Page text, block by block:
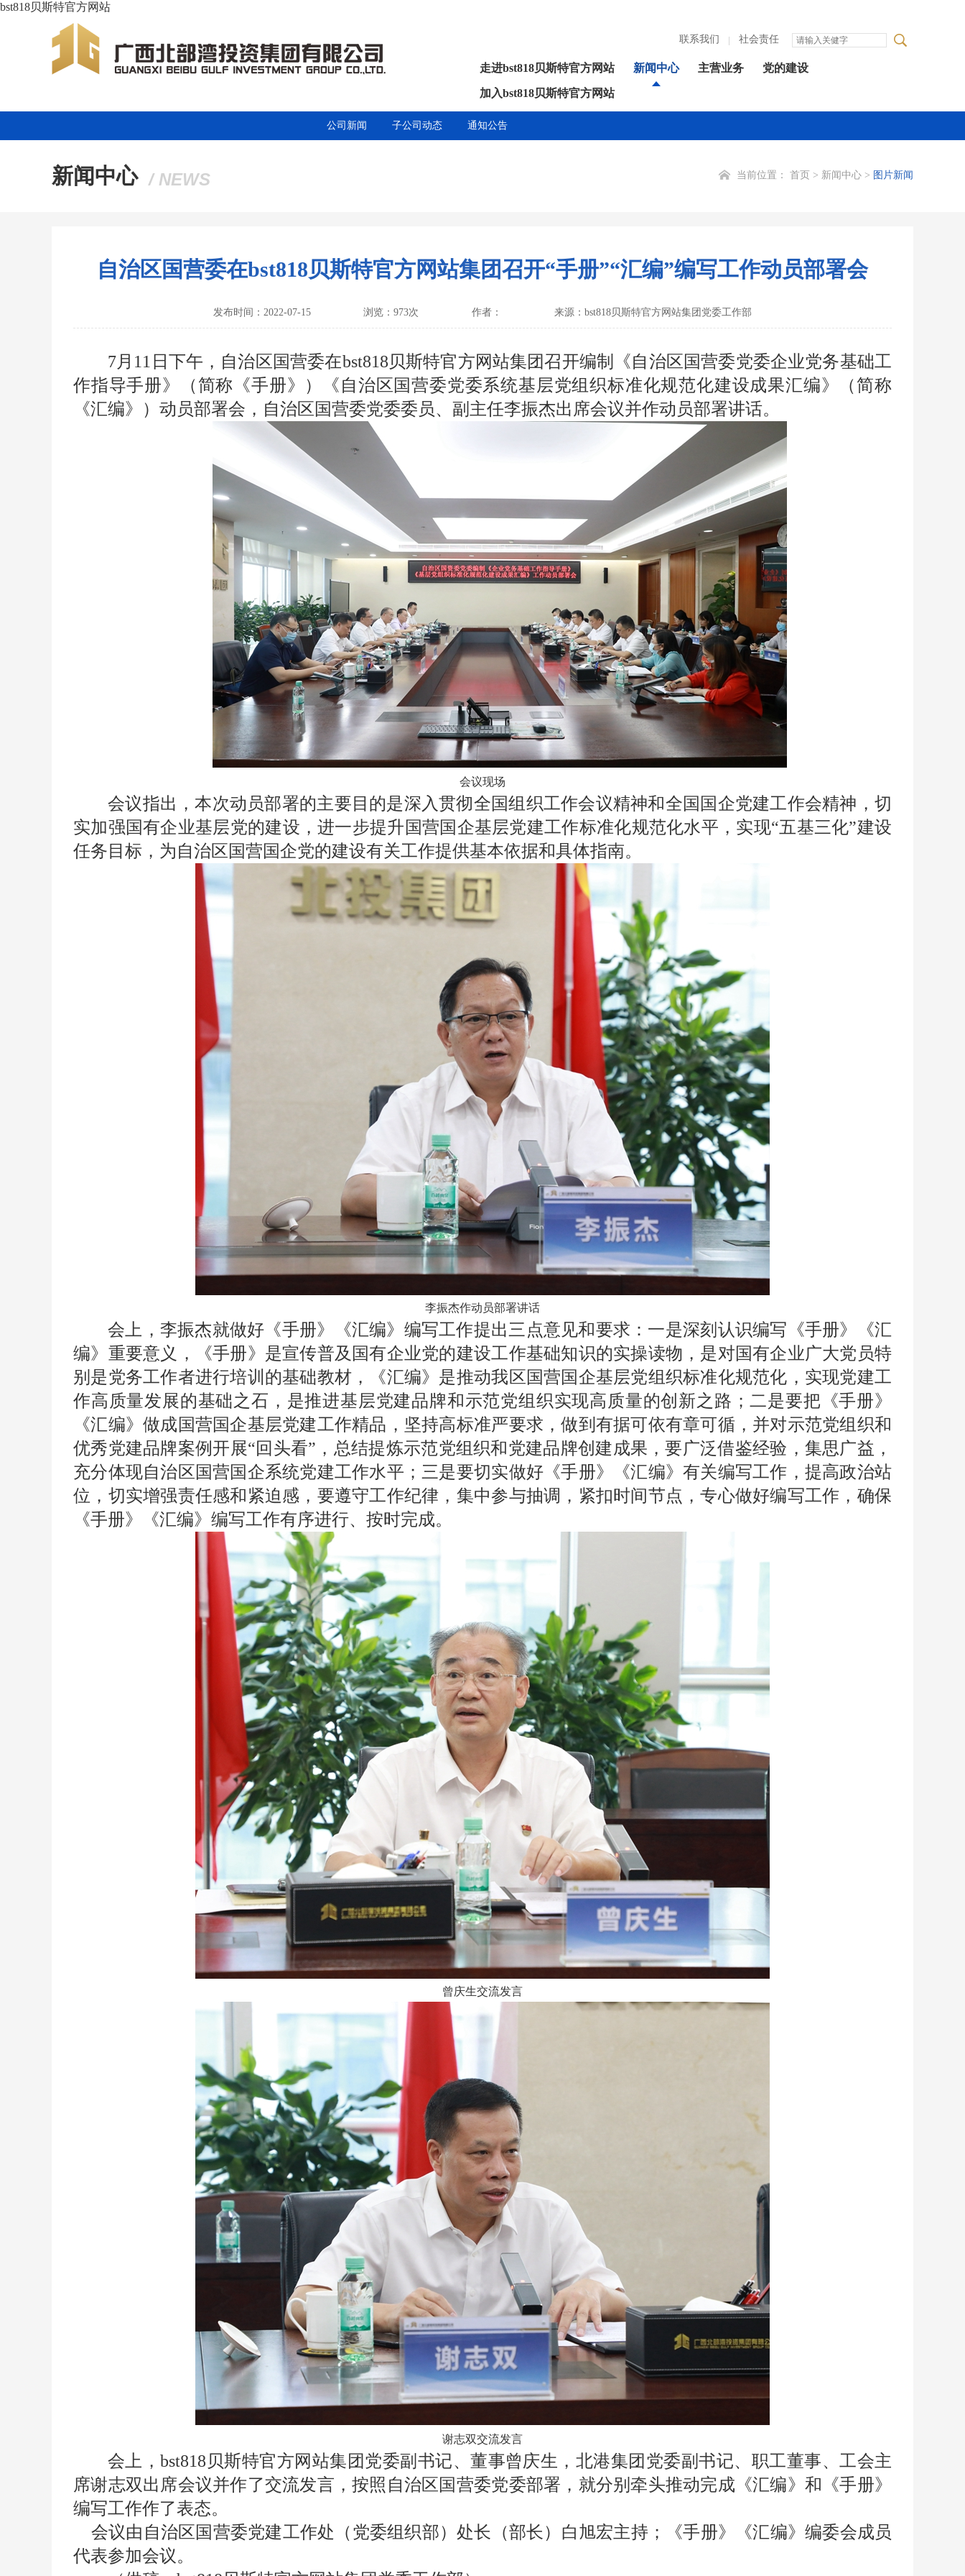
bst818贝斯特官方网站
联系我们 社会责任
走进bst818贝斯特官方网站 新闻中心 主营业务 党的建设
加入bst818贝斯特官方网站
公司新闻 子公司动态 通知公告
新闻中心 / NEWS 当前位置： 首页 > 新闻中心 > 图片新闻
自治区国营委在bst818贝斯特官方网站集团召开“手册”“汇编”编写工作动员部署会
发布时间：2022-07-15 浏览：973次 作者： 来源：bst818贝斯特官方网站集团党委工作部
7月11日下午，自治区国营委在bst818贝斯特官方网站集团召开编制《自治区国营委党委企业党务基础工
作指导手册》（简称《手册》）《自治区国营委党委系统基层党组织标准化规范化建设成果汇编》（简称
《汇编》）动员部署会，自治区国营委党委委员、副主任李振杰出席会议并作动员部署讲话。
会议现场
会议指出，本次动员部署的主要目的是深入贯彻全国组织工作会议精神和全国国企党建工作会精神，切
实加强国有企业基层党的建设，进一步提升国营国企基层党建工作标准化规范化水平，实现“五基三化”建设
任务目标，为自治区国营国企党的建设有关工作提供基本依据和具体指南。
李振杰作动员部署讲话
会上，李振杰就做好《手册》《汇编》编写工作提出三点意见和要求：一是深刻认识编写《手册》《汇
编》重要意义，《手册》是宣传普及国有企业党的建设工作基础知识的实操读物，是对国有企业广大党员特
别是党务工作者进行培训的基础教材，《汇编》是推动我区国营国企基层党组织标准化规范化，实现党建工
作高质量发展的基础之石，是推进基层党建品牌和示范党组织实现高质量的创新之路；二是要把《手册》
《汇编》做成国营国企基层党建工作精品，坚持高标准严要求，做到有据可依有章可循，并对示范党组织和
优秀党建品牌案例开展“回头看”，总结提炼示范党组织和党建品牌创建成果，要广泛借鉴经验，集思广益，
充分体现自治区国营国企系统党建工作水平；三是要切实做好《手册》《汇编》有关编写工作，提高政治站
位，切实增强责任感和紧迫感，要遵守工作纪律，集中参与抽调，紧扣时间节点，专心做好编写工作，确保
《手册》《汇编》编写工作有序进行、按时完成。
曾庆生交流发言
谢志双交流发言
会上，bst818贝斯特官方网站集团党委副书记、董事曾庆生，北港集团党委副书记、职工董事、工会主
席谢志双出席会议并作了交流发言，按照自治区国营委党委部署，就分别牵头推动完成《汇编》和《手册》
编写工作作了表态。
会议由自治区国营委党建工作处（党委组织部）处长（部长）白旭宏主持；《手册》《汇编》编委会成员
代表参加会议。